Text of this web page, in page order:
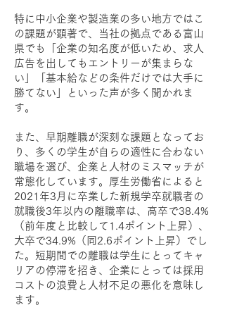
特に中小企業や製造業の多い地方ではこ
の課題が顕著で、当社の拠点である富山
県でも「企業の知名度が低いため、求人
広告を出してもエントリーが集まらな
い」「基本給などの条件だけでは大手に
勝てない」といった声が多く聞かれま
す。
また、早期離職が深刻な課題となってお
り、多くの学生が自らの適性に合わない
職場を選び、企業と人材のミスマッチが
常態化しています。厚生労働省によると
2021年3月に卒業した新規学卒就職者の
就職後3年以内の離職率は、高卒で38.4%
（前年度と比較して1.4ポイント上昇）、
大卒で34.9%（同2.6ポイント上昇）でし
た。短期間での離職は学生にとってキャ
リアの停滞を招き、企業にとっては採用
コストの浪費と人材不足の悪化を意味し
ます。